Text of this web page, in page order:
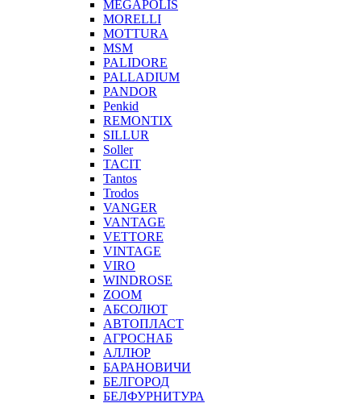
MEGAPOLIS
MORELLI
MOTTURA
MSM
PALIDORE
PALLADIUM
PANDOR
Penkid
REMONTIX
SILLUR
Soller
TACIT
Tantos
Trodos
VANGER
VANTAGE
VETTORE
VINTAGE
VIRO
WINDROSE
ZOOM
АБСОЛЮТ
АВТОПЛАСТ
АГРОСНАБ
АЛЛЮР
БАРАНОВИЧИ
БЕЛГОРОД
БЕЛФУРНИТУРА